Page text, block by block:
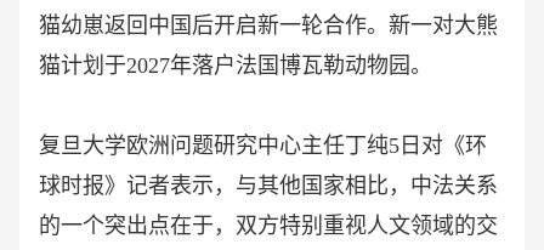
猫幼崽返回中国后开启新一轮合作。新一对大熊
猫计划于2027年落户法国博瓦勒动物园。
复旦大学欧洲问题研究中心主任丁纯5日对《环
球时报》记者表示，与其他国家相比，中法关系
的一个突出点在于，双方特别重视人文领域的交